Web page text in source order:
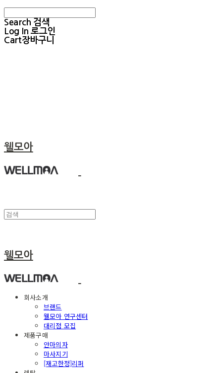
Search 검색
Log In 로그인
Cart장바구니
웰모아
웰모아
회사소개
브랜드
웰모아 연구센터
대리점 모집
제품구매
안마의자
마사지기
[재고한정]리퍼